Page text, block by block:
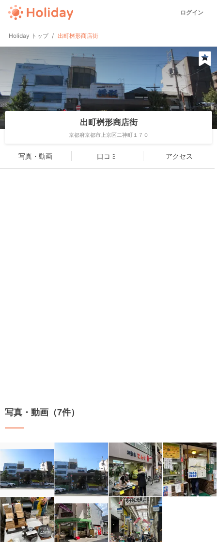
ログイン
Holiday トップ 出町桝形商店街
出町桝形商店街
京都府京都市上京区二神町１７０
写真・動画 口コミ アクセス
写真・動画（7件）